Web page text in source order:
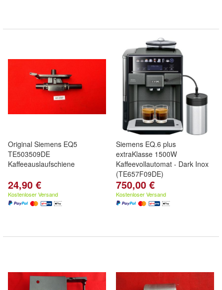
Original Siemens EQ5
TE503509DE
Kaffeeauslaufschiene
24,90 €
Kostenloser Versand
Siemens EQ.6 plus
extraKlasse 1500W
Kaffeevollautomat - Dark Inox
(TE657F09DE)
750,00 €
Kostenloser Versand